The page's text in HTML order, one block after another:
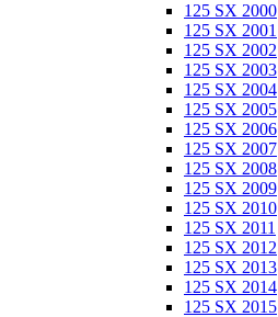
125 SX 2000
125 SX 2001
125 SX 2002
125 SX 2003
125 SX 2004
125 SX 2005
125 SX 2006
125 SX 2007
125 SX 2008
125 SX 2009
125 SX 2010
125 SX 2011
125 SX 2012
125 SX 2013
125 SX 2014
125 SX 2015